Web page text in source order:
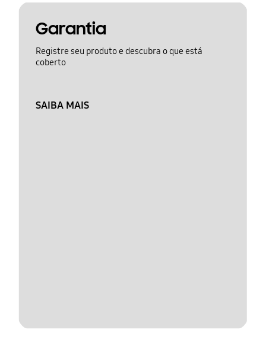
Garantia
Registre seu produto e descubra o que está
coberto
SAIBA MAIS